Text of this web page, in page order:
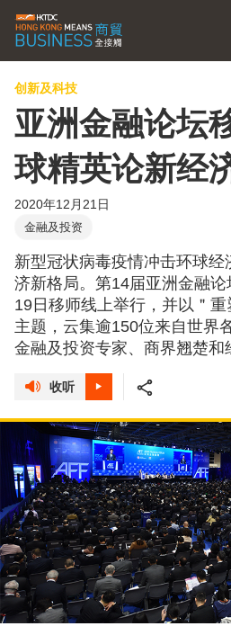
创新及科技
亚洲金融论坛
球精英论新经
2020年12月21日
金融及投资
新型冠状病毒疫情冲击环球
济新格局。第14届亚洲金融
19日移师线上举行，并以＂
主题，云集逾150位来自世界
金融及投资专家、商界翘楚和
收听